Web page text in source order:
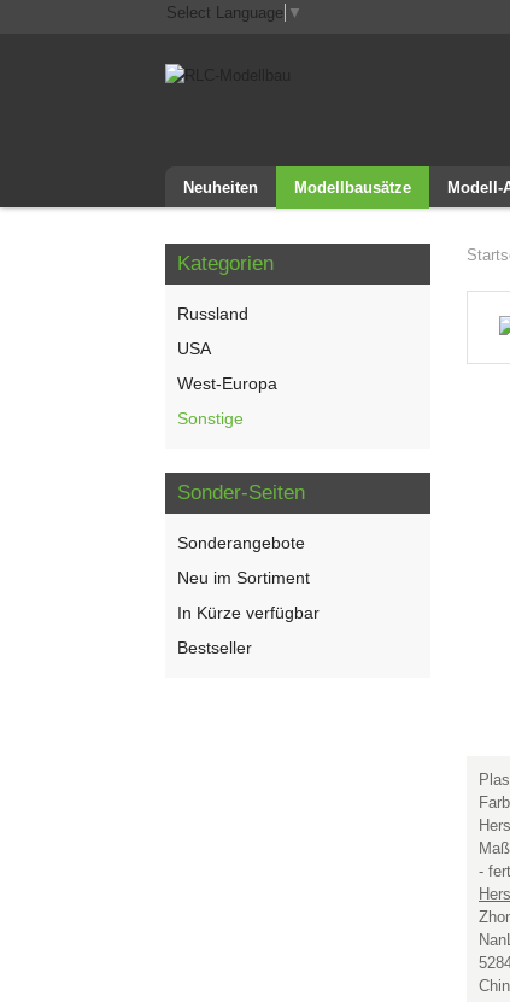
Select Language ▼
Neuheiten Modellbausätze Modell-
-
Kategorien
Russland
USA
West-Europa
Sonstige
Sonder-Seiten
Sonderangebote
Neu im Sortiment
In Kürze verfügbar
Bestseller